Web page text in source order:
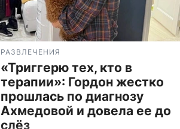
РАЗВЛЕЧЕНИЯ
«Триггерю тех, кто в
терапии»: Гордон жестко
прошлась по диагнозу
Ахмедовой и довела ее до
слёз